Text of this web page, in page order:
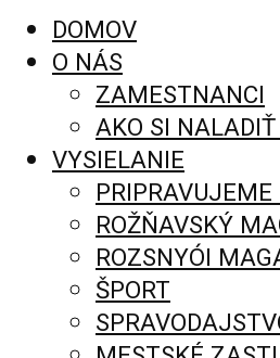
DOMOV
O NÁS
ZAMESTNANCI
AKO SI
VYSIELANIE
ROŽŇAVSKÝ
ROZSNYÓI
ŠPORT